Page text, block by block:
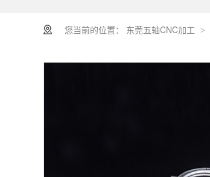
您当前的位置： 东莞五轴CNC加工 >